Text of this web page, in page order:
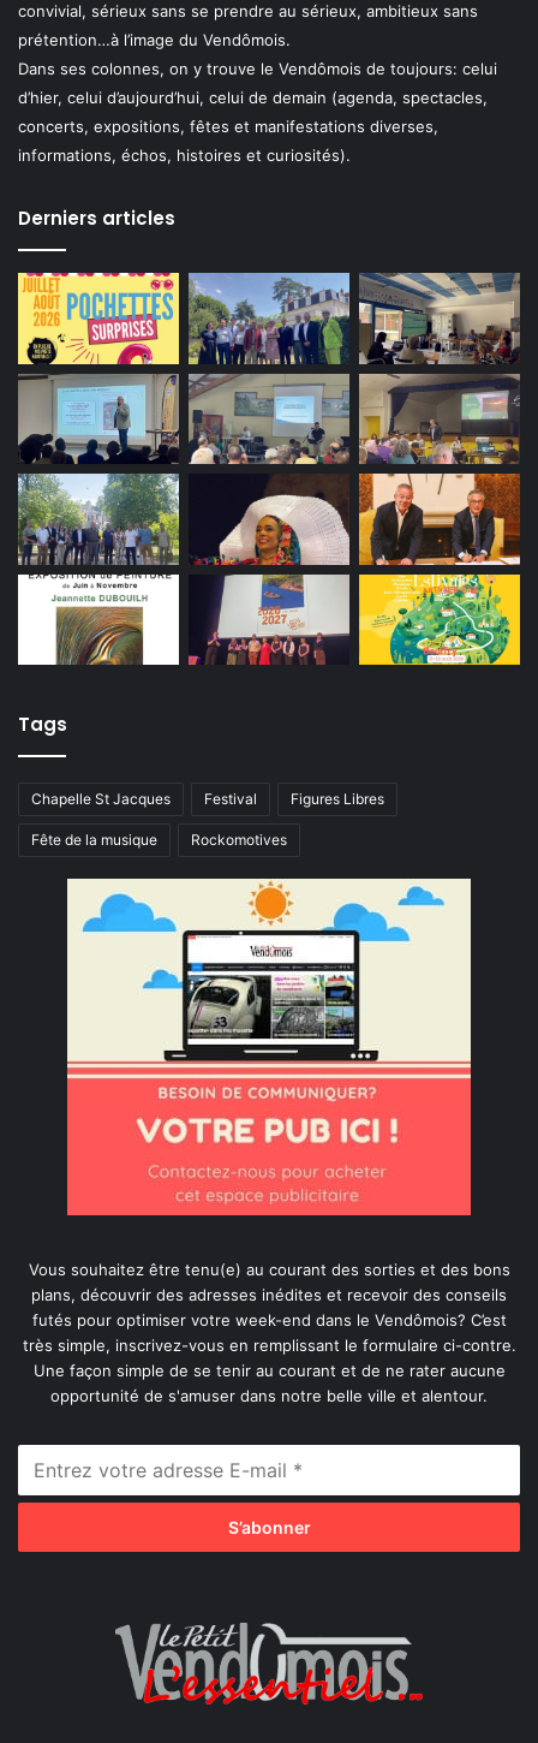
convivial, sérieux sans se prendre au sérieux, ambitieux sans
prétention…à l’image du Vendômois.
Dans ses colonnes, on y trouve le Vendômois de toujours: celui
d’hier, celui d’aujourd’hui, celui de demain (agenda, spectacles,
concerts, expositions, fêtes et manifestations diverses,
informations, échos, histoires et curiosités).
Derniers articles
Tags
Chapelle St Jacques Festival Figures Libres
Fête de la musique Rockomotives
Vous souhaitez être tenu(e) au courant des sorties et des bons
plans, découvrir des adresses inédites et recevoir des conseils
futés pour optimiser votre week-end dans le Vendômois? C’est
très simple, inscrivez-vous en remplissant le formulaire ci-contre.
Une façon simple de se tenir au courant et de ne rater aucune
opportunité de s'amuser dans notre belle ville et alentour.